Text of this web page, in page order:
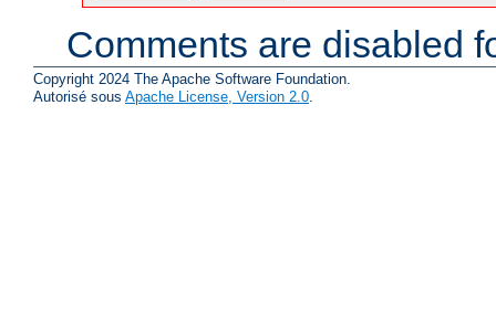
Comments are disabled
Copyright 2024 The Apache Software Foundation.
Autorisé sous Apache License, Version 2.0.